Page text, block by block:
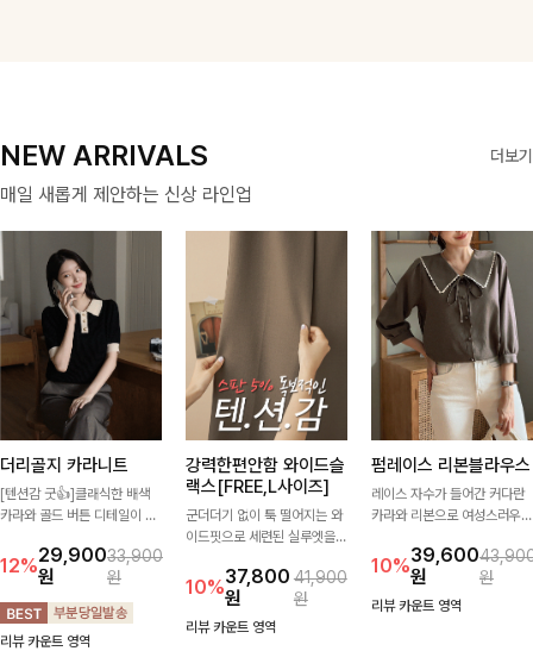
NEW ARRIVALS 더보기
매일 새롭게 제안하는 신상 라인업
더리골지 카라니트
[텐션감 굿👍]클래식한 배색
카라와 골드 버튼 디테일이 세
입니다. 세로 골지 짜임이 슬림
한 실루엣을 연출해 단정하면
서도 여성스러운 무드를 완성
해드려요.
12%29,900
원
33,900
원
리뷰 카운트 영역
강력한편안함 와이드슬
랙스[FREE,L사이즈]
군더더기 없이 툭 떨어지는 와
이드핏으로 세련된 실루엣을
끔한 디자인과 롱한 기장감으
로 다리가 길어 보이고 뒷밴딩
으로 편안하기까지-
10%37,800
원
41,900
원
리뷰 카운트 영역
펌레이스 리본블라우스
레이스 자수가 들어간 커다란
카라와 리본으로 여성스러우면
껴지는 블라우스에요🤎
10%39,600
원
원
리뷰 카운트 영역